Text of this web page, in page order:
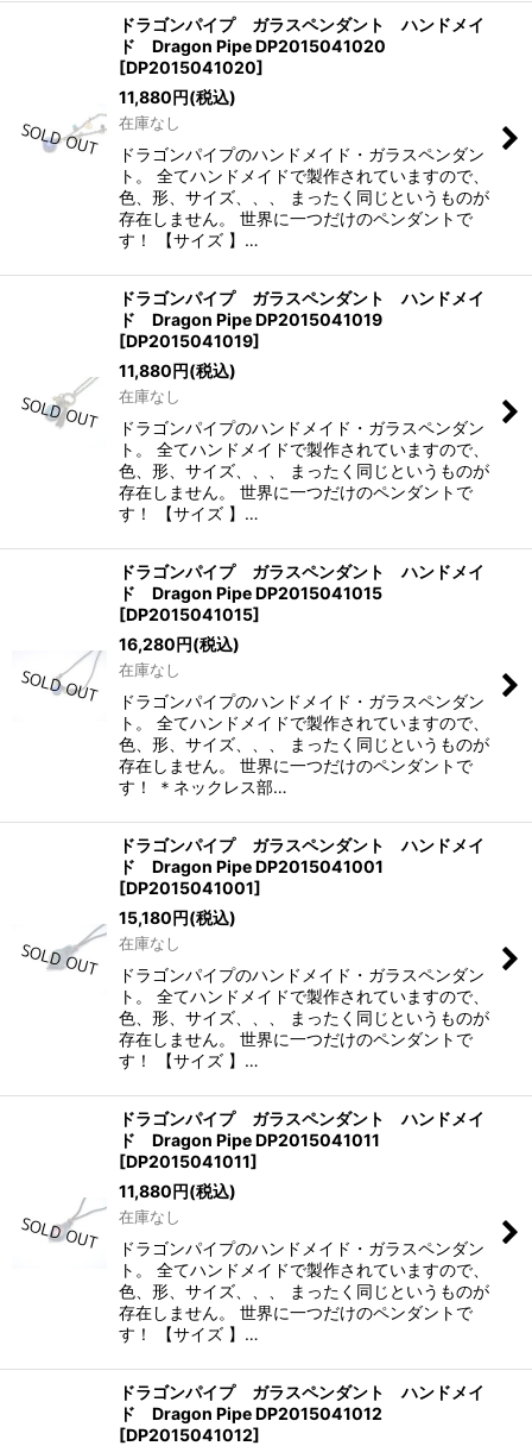
ドラゴンパイプ ガラスペンダント ハンドメイ
ド Dragon Pipe DP2015041020
[DP2015041020]
11,880円(税込)
在庫なし
ドラゴンパイプのハンドメイド・ガラスペンダン
ト。 全てハンドメイドで製作されていますので、
色、形、サイズ、、、 まったく同じというものが
存在しません。 世界に一つだけのペンダントで
す！ 【サイズ 】…
ドラゴンパイプ ガラスペンダント ハンドメイ
ド Dragon Pipe DP2015041019
[DP2015041019]
11,880円(税込)
在庫なし
ドラゴンパイプのハンドメイド・ガラスペンダン
ト。 全てハンドメイドで製作されていますので、
色、形、サイズ、、、 まったく同じというものが
存在しません。 世界に一つだけのペンダントで
す！ 【サイズ 】…
ドラゴンパイプ ガラスペンダント ハンドメイ
ド Dragon Pipe DP2015041015
[DP2015041015]
16,280円(税込)
在庫なし
ドラゴンパイプのハンドメイド・ガラスペンダン
ト。 全てハンドメイドで製作されていますので、
色、形、サイズ、、、 まったく同じというものが
存在しません。 世界に一つだけのペンダントで
す！ ＊ネックレス部…
ドラゴンパイプ ガラスペンダント ハンドメイ
ド Dragon Pipe DP2015041001
[DP2015041001]
15,180円(税込)
在庫なし
ドラゴンパイプのハンドメイド・ガラスペンダン
ト。 全てハンドメイドで製作されていますので、
色、形、サイズ、、、 まったく同じというものが
存在しません。 世界に一つだけのペンダントで
す！ 【サイズ 】…
ドラゴンパイプ ガラスペンダント ハンドメイ
ド Dragon Pipe DP2015041011
[DP2015041011]
11,880円(税込)
在庫なし
ドラゴンパイプのハンドメイド・ガラスペンダン
ト。 全てハンドメイドで製作されていますので、
色、形、サイズ、、、 まったく同じというものが
存在しません。 世界に一つだけのペンダントで
す！ 【サイズ 】…
ドラゴンパイプ ガラスペンダント ハンドメイ
ド Dragon Pipe DP2015041012
[DP2015041012]